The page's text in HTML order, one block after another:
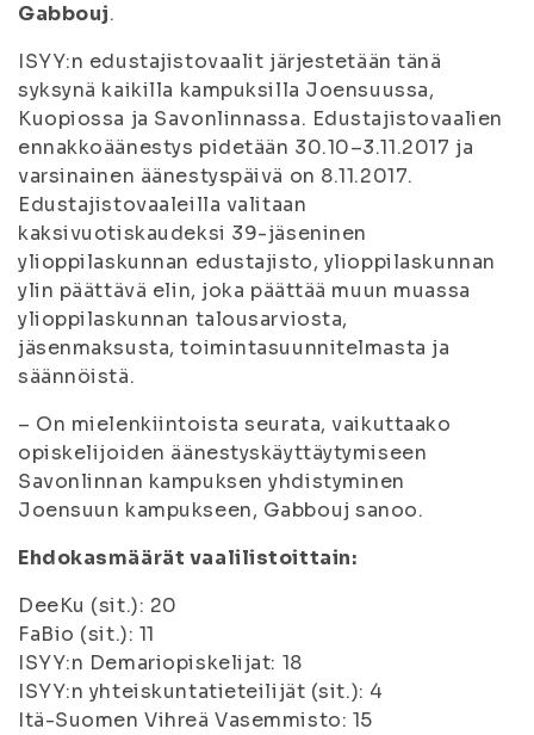
Gabbouj.
ISYY:n edustajistovaalit järjestetään tänä
syksynä kaikilla kampuksilla Joensuussa,
Kuopiossa ja Savonlinnassa. Edustajistovaalien
ennakkoäänestys pidetään 30.10–3.11.2017 ja
varsinainen äänestyspäivä on 8.11.2017.
Edustajistovaaleilla valitaan
kaksivuotiskaudeksi 39-jäseninen
ylioppilaskunnan edustajisto, ylioppilaskunnan
ylin päättävä elin, joka päättää muun muassa
ylioppilaskunnan talousarviosta,
jäsenmaksusta, toimintasuunnitelmasta ja
säännöistä.
– On mielenkiintoista seurata, vaikuttaako
opiskelijoiden äänestyskäyttäytymiseen
Savonlinnan kampuksen yhdistyminen
Joensuun kampukseen, Gabbouj sanoo.
Ehdokasmäärät vaalilistoittain:
DeeKu (sit.): 20
FaBio (sit.): 11
ISYY:n Demariopiskelijat: 18
ISYY:n yhteiskuntatieteilijät (sit.): 4
Itä-Suomen Vihreä Vasemmisto: 15